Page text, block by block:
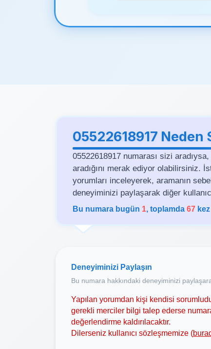
05522618917 Neden
05522618917 numarası sizi
aradığını merak ediyor olabilirsiniz.
yorumları inceleyerek, aramanın
deneyiminizi paylaşarak diğer
Bu numara bugün 1, toplamda 67
Deneyiminizi Paylaşın
Bu numara hakkındaki deneyiminizi
Yapılan yorumdan kişi kendisi
gerekli merciler bilgi talep ederse
değerlendirme kaldırılacaktır.
Dilerseniz kullanıcı sözleşmemize (